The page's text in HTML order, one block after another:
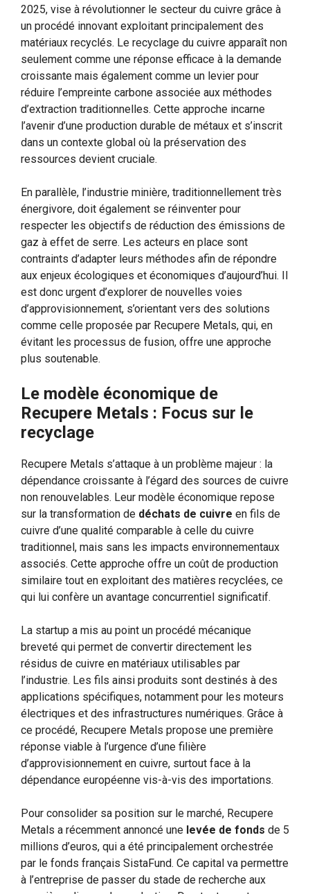
2025, vise à révolutionner le secteur du cuivre grâce à
un procédé innovant exploitant principalement des
matériaux recyclés. Le recyclage du cuivre apparaît non
seulement comme une réponse efficace à la demande
croissante mais également comme un levier pour
réduire l’empreinte carbone associée aux méthodes
d’extraction traditionnelles. Cette approche incarne
l’avenir d’une production durable de métaux et s’inscrit
dans un contexte global où la préservation des
ressources devient cruciale.
En parallèle, l’industrie minière, traditionnellement très
énergivore, doit également se réinventer pour
respecter les objectifs de réduction des émissions de
gaz à effet de serre. Les acteurs en place sont
contraints d’adapter leurs méthodes afin de répondre
aux enjeux écologiques et économiques d’aujourd’hui. Il
est donc urgent d’explorer de nouvelles voies
d’approvisionnement, s’orientant vers des solutions
comme celle proposée par Recupere Metals, qui, en
évitant les processus de fusion, offre une approche
plus soutenable.
Le modèle économique de
Recupere Metals : Focus sur le
recyclage
Recupere Metals s’attaque à un problème majeur : la
dépendance croissante à l’égard des sources de cuivre
non renouvelables. Leur modèle économique repose
sur la transformation de déchats de cuivre en fils de
cuivre d’une qualité comparable à celle du cuivre
traditionnel, mais sans les impacts environnementaux
associés. Cette approche offre un coût de production
similaire tout en exploitant des matières recyclées, ce
qui lui confère un avantage concurrentiel significatif.
La startup a mis au point un procédé mécanique
breveté qui permet de convertir directement les
résidus de cuivre en matériaux utilisables par
l’industrie. Les fils ainsi produits sont destinés à des
applications spécifiques, notamment pour les moteurs
électriques et des infrastructures numériques. Grâce à
ce procédé, Recupere Metals propose une première
réponse viable à l’urgence d’une filière
d’approvisionnement en cuivre, surtout face à la
dépendance européenne vis-à-vis des importations.
Pour consolider sa position sur le marché, Recupere
Metals a récemment annoncé une levée de fonds de 5
millions d’euros, qui a été principalement orchestrée
par le fonds français SistaFund. Ce capital va permettre
à l’entreprise de passer du stade de recherche aux